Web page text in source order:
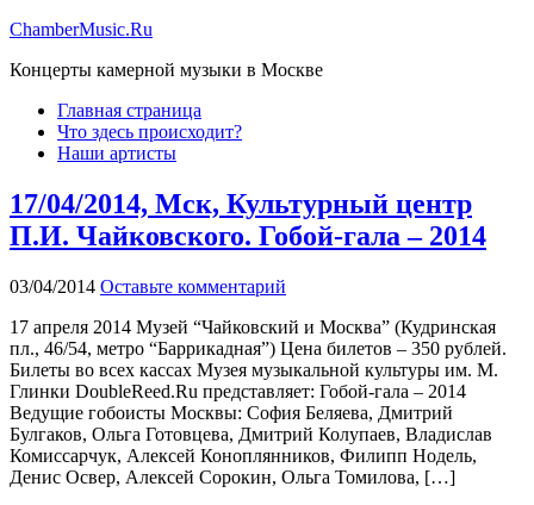
ChamberMusic.Ru
Концерты камерной музыки в Москве
Главная страница
Что здесь происходит?
Наши артисты
17/04/2014, Мск, Культурный центр
П.И. Чайковского. Гобой-гала – 2014
03/04/2014 Оставьте комментарий
17 апреля 2014 Музей “Чайковский и Москва” (Кудринская
пл., 46/54, метро “Баррикадная”) Цена билетов – 350 рублей.
Билеты во всех кассах Музея музыкальной культуры им. М.
Глинки DoubleReed.Ru представляет: Гобой-гала – 2014
Ведущие гобоисты Москвы: София Беляева, Дмитрий
Булгаков, Ольга Готовцева, Дмитрий Колупаев, Владислав
Комиссарчук, Алексей Коноплянников, Филипп Нодель,
Денис Освер, Алексей Сорокин, Ольга Томилова, […]